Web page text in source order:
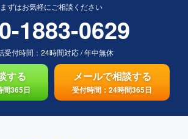
まずはお気軽にご相談ください
1883-0629
受付時間： 24時間対応/年中無休
する
間365日
メールで相談する
受付時間：24時間365日